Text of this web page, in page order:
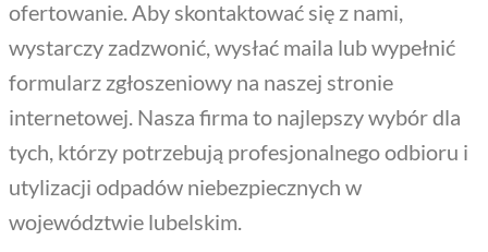
ofertowanie. Aby skontaktować się z nami,
wystarczy zadzwonić, wysłać maila lub wypełnić
formularz zgłoszeniowy na naszej stronie
internetowej. Nasza firma to najlepszy wybór dla
tych, którzy potrzebują profesjonalnego odbioru i
utylizacji odpadów niebezpiecznych w
województwie lubelskim.